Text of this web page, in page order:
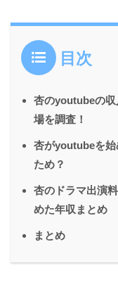
目次
杏のyoutubeの収
場を調査！
杏がyoutubeを始
ため？
杏のドラマ出演
めた年収まとめ
まとめ